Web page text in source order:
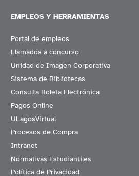
EMPLEOS Y HERRAMIENTAS
Portal de empleos
Llamados a concurso
Unidad de Imagen Corporativa
Sistema de Bibliotecas
Consulta Boleta Electrónica
Pagos Online
ULagosVirtual
Procesos de Compra
Intranet
Normativas Estudiantiles
Política de Privacidad